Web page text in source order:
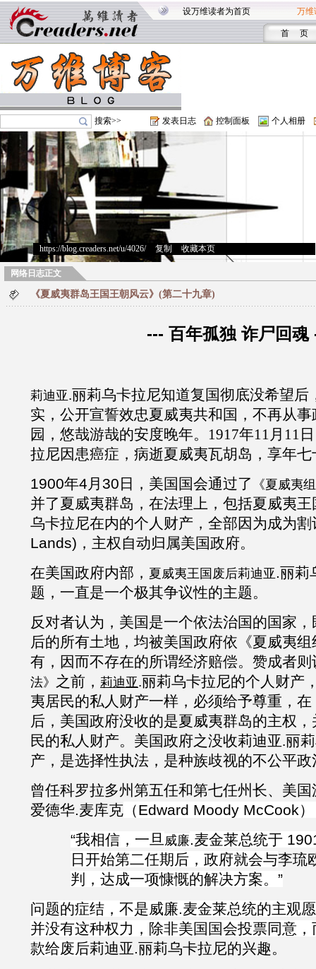
设万维读者为首页 万维
首 页
搜索>> 发表日志 控制面板 个人相册
https://blog.creaders.net/u/4026/> 复制 收藏本页
网络日志正文
《夏威夷群岛王国王朝风云》(第二十九章)
--- 百年孤独 诈尸回魂
莉迪亚.丽莉乌卡拉尼知道复 国彻底没希望后
实，公开宣誓效忠夏威夷共和国，不再从
园，悠哉游哉的安度晚年。1917年11月11
拉尼因患癌症，病逝夏威夷瓦胡岛，享年七
1900年4月30日，美国国会通过了 《夏威夷
并了夏威夷群岛，在法理上，包括夏威夷王
乌卡拉尼在内的个人财产，全部因为成为
Lands)，主权自动归属美国政府。
在美国政府内部， 夏威夷王国废后莉迪亚 .丽莉
题，一直是一个极其争议性的主题。
反对者认为，美国是一个依法治国的国家
后的所有土地，均被美国政府依《夏威夷
有，因而不存在的所谓经济赔偿。赞成者则
法》 之前， 莉迪亚.丽莉乌卡拉尼的个人财产
夷居民的私人财产一样，必须给予尊重，
后，美国政府没收的是夏威夷群岛的主权
民的私人财产。美国政府之没收莉迪亚.丽
产，是选择性执法，是种族歧视的不公平
曾任科罗拉多州第五任和第七任州长、美
爱德华.麦库克 （Edward Moody McCook
“我相信，一旦 威廉.麦金莱总统于
日开始第二任期后，政府就会与李琉
判，达成一项慷慨的解决方案。”
问题的症结，不是威廉.麦金莱总统的主观
并没有这种权力，除非美国国会投票同意
款给废后莉迪亚.丽莉乌卡拉尼的兴趣。